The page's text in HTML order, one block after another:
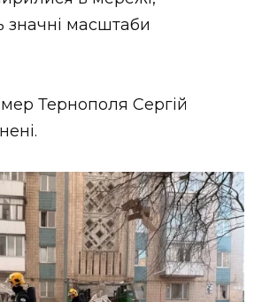
значні масштаби
Тернополя Сергій